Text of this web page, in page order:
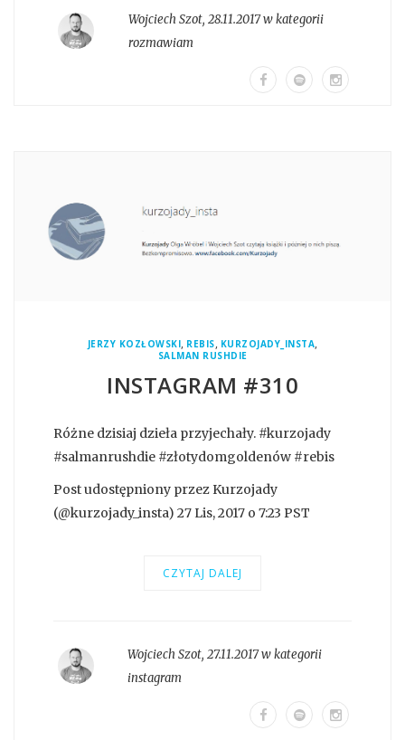
Wojciech Szot, 28.11.2017 w kategorii
rozmawiam
JERZY KOZŁOWSKI, REBIS, KURZOJADY_INSTA,
SALMAN RUSHDIE
INSTAGRAM #310
Różne dzisiaj dzieła przyjechały. #kurzojady
#salmanrushdie #złotydomgoldenów #rebis
Post udostępniony przez Kurzojady
(@kurzojady_insta) 27 Lis, 2017 o 7:23 PST
CZYTAJ DALEJ
Wojciech Szot, 27.11.2017 w kategorii
instagram